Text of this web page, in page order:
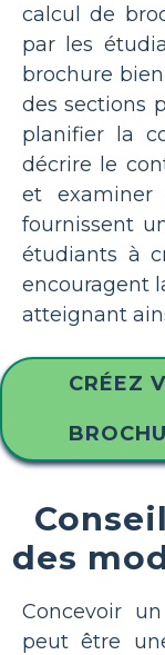
calcul de
par les
brochure
des sections
planifier la
décrire le
et
fournissent
étudiants à
encouragent
atteignant
CRÉEZ
des
Concevoir
peut être